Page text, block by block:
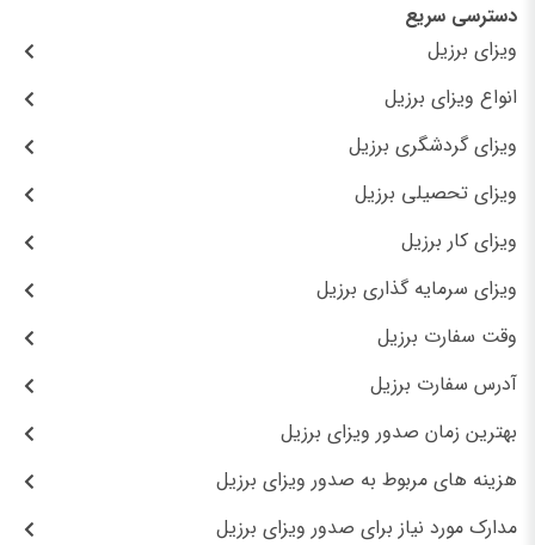
دسترسی سریع
ویزای برزیل
انواع ویزای برزیل
ویزای گردشگری برزیل
ویزای تحصیلی برزیل
ویزای کار برزیل
ویزای سرمایه گذاری برزیل
وقت سفارت برزیل
آدرس سفارت برزیل
بهترین زمان صدور ویزای برزیل
هزینه های مربوط به صدور ویزای برزیل
مدارک مورد نیاز برای صدور ویزای برزیل